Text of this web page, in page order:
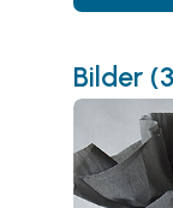
Bilder